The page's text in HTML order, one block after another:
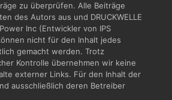
zu überprüfen. Alle Beiträge
des Autors aus und DRUCKWELLE
Inc (Entwickler von IPS
nicht für den Inhalt jedes
gemacht werden. Trotz
Kontrolle übernehmen wir keine
externer Links. Für den Inhalt der
ausschließlich deren Betreiber